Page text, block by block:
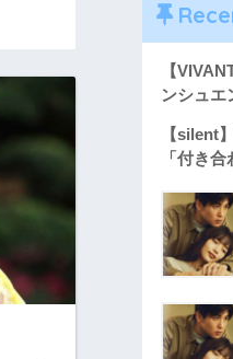
【
ンシュエ
【silent
「付き